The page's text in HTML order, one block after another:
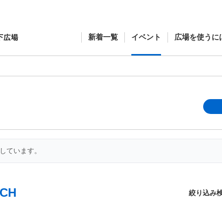
新着一覧 イベント 広場を使うに
ています。
絞り込み